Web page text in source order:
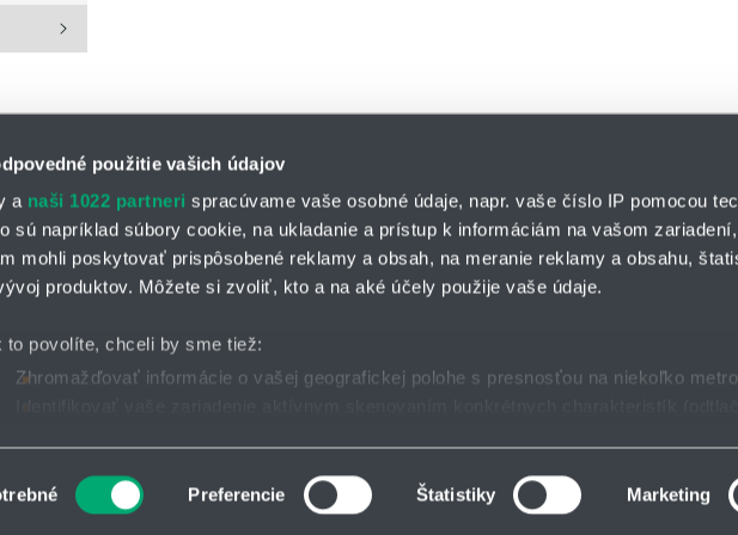
použitie vašich údajov
a naši 1022 partneri spracúvame vaše osobné údaje, napr. vaše číslo IP pomocou
sú napríklad súbory cookie, na ukladanie a prístup k informáciám na vašom
mohli poskytovať prispôsobené reklamy a obsah, na meranie reklamy a obsahu,
produktov. Môžete si zvoliť, kto a na aké účely použije vaše údaje.
to povolíte, chceli by sme tiež:
Zhromažďovať informácie o vašej geografickej polohe s presnosťou na niekoľko
Preferencie Štatistiky Marketing
HENNLICH s.r.o.
Košťany nad Turcom